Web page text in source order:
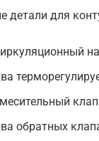
детали для
обратных